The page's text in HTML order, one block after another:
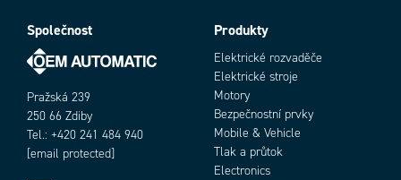
Jmenovité napětí dle UL 600 V
Jmenovitý proud dle IEC
Jmenovitý proud dle UL 380 A
Max. utahovací moment 10
Min. utahovací moment 10
Počet připojení 2 ks
Shoda s normami CE, CSA, Gost R, RoHS, USR
42 mm
Společnost
Pražská 239
250 66 Zdiby
Tel.: +420 241 484 940
[email protected]
Produkty
Elektrické rozvaděče
Elektrické stroje
Motory
Bezpečnostní prvky
Mobile & Vehicle
Tlak a průtok
Electronics